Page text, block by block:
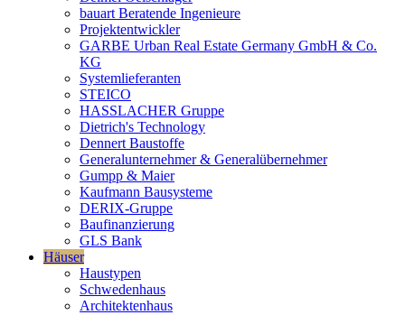
bauart Beratende Ingenieure
Projektentwickler
GARBE Urban Real Estate Germany GmbH & Co.
KG
Systemlieferanten
STEICO
HASSLACHER Gruppe
Dietrich's Technology
Dennert Baustoffe
Generalunternehmer & Generalübernehmer
Gumpp & Maier
Kaufmann Bausysteme
DERIX-Gruppe
Baufinanzierung
GLS Bank
Häuser
Haustypen
Schwedenhaus
Architektenhaus